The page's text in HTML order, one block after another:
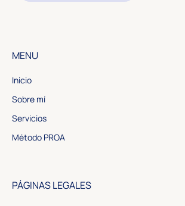
MENU
Inicio
Sobre mí
Servicios
Método PROA
PÁGINAS LEGALES